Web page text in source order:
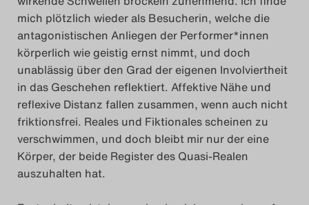
mich plötzlich wieder als Besucherin, welche die
antagonistischen Anliegen der Performer*innen
körperlich wie geistig ernst nimmt, und doch
unablässig über den Grad der eigenen Involviertheit
in das Geschehen reflektiert. Affektive Nähe und
reflexive Distanz fallen zusammen, wenn auch nicht
friktionsfrei. Reales und Fiktionales scheinen zu
verschwimmen, und doch bleibt mir nur der eine
Körper, der beide Register des Quasi-Realen
auszuhalten hat.